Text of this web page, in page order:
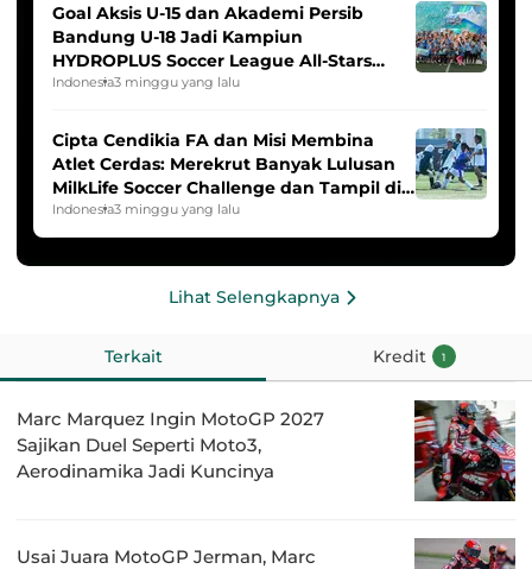
Goal Aksis U-15 dan Akademi Persib
Bandung U-18 Jadi Kampiun
HYDROPLUS Soccer League All-Stars
2025/2026
Indonesia3 minggu yang lalu
Cipta Cendikia FA dan Misi Membina
Atlet Cerdas: Merekrut Banyak Lulusan
MilkLife Soccer Challenge dan Tampil di
HYDROPLUS Soccer League
Indonesia3 minggu yang lalu
Lihat Selengkapnya
Terkait Kredit 1
Marc Marquez Ingin MotoGP 2027
Sajikan Duel Seperti Moto3,
Aerodinamika Jadi Kuncinya
Usai Juara MotoGP Jerman, Marc